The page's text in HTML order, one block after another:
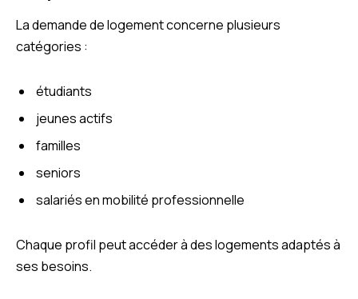
La demande de logement concerne plusieurs
catégories :
étudiants
jeunes actifs
familles
seniors
salariés en mobilité professionnelle
Chaque profil peut accéder à des logements adaptés à
ses besoins.